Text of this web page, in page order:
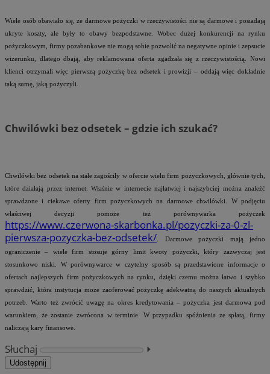
Wiele osób obawiało się, że darmowe pożyczki w rzeczywistości nie są darmowe i posiadają
ukryte koszty, ale były to obawy bezpodstawne. Wobec dużej konkurencji na rynku
pożyczkowym, firmy pozabankowe nie mogą sobie pozwolić na negatywne opinie i zepsucie
wizerunku, dlatego dbają, aby reklamowana oferta zgadzała się z rzeczywistością. Nowi
klienci otrzymali więc pierwszą pożyczkę bez odsetek i prowizji – oddają więc dokładnie
taką sumę, jaką pożyczyli.
Chwilówki bez odsetek – gdzie ich szukać?
Chwilówki bez odsetek na stałe zagościły w ofercie wielu firm pożyczkowych, głównie tych,
które działają przez internet. Właśnie w internecie najłatwiej i najszybciej można znaleźć
sprawdzone i ciekawe oferty firm pożyczkowych na darmowe chwilówki. W podjęciu
właściwej decyzji pomoże też porównywarka pożyczek
https://www.czerwona-skarbonka.pl/pozyczki-za-0-zl-
pierwsza-pozyczka-bez-odsetek/ . Darmowe pożyczki mają jedno
ograniczenie – wiele firm stosuje górny limit kwoty pożyczki, który zazwyczaj jest
stosunkowo niski. W porównywarce w czytelny sposób są przedstawione informacje o
ofertach najlepszych firm pożyczkowych na rynku, dzięki czemu można łatwo i szybko
sprawdzić, która instytucja może zaoferować pożyczkę adekwatną do naszych aktualnych
potrzeb. Warto też zwrócić uwagę na okres kredytowania – pożyczka jest darmowa pod
warunkiem, że zostanie zwrócona w terminie. W przypadku spóźnienia ze spłatą, firmy
naliczają kary finansowe.
Słuchaj ⏵︎
Udostępnij